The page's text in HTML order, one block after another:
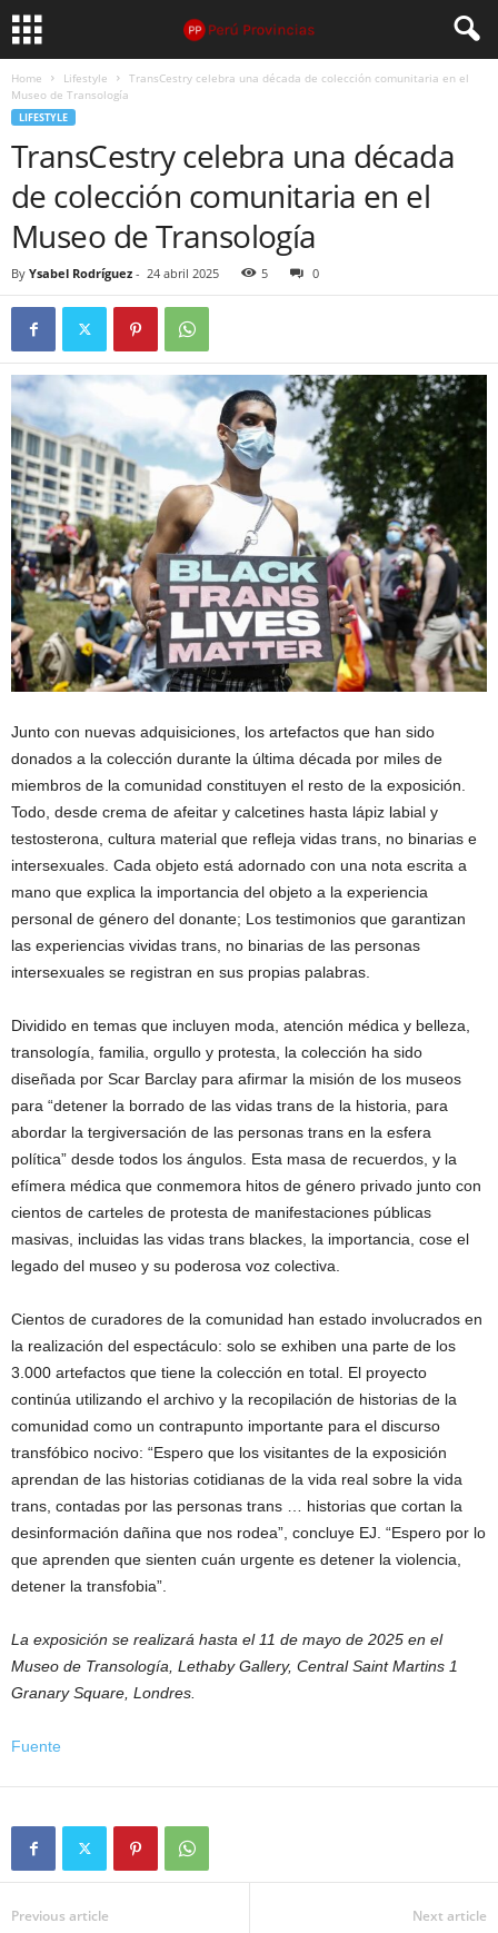
Home Lifestyle
TransCestry celebra una década de colección comunitaria en el
Museo de Transología
LIFESTYLE
TransCestry celebra una década
de colección comunitaria en el
Museo de Transología
By Ysabel Rodríguez - 24 abril 2025 5 0
Junto con nuevas adquisiciones, los artefactos que han sido
donados a la colección durante la última década por miles de
miembros de la comunidad constituyen el resto de la exposición.
Todo, desde crema de afeitar y calcetines hasta lápiz labial y
testosterona, cultura material que refleja vidas trans, no binarias e
intersexuales. Cada objeto está adornado con una nota escrita a
mano que explica la importancia del objeto a la experiencia
personal de género del donante; Los testimonios que garantizan
las experiencias vividas trans, no binarias de las personas
intersexuales se registran en sus propias palabras.
Dividido en temas que incluyen moda, atención médica y belleza,
transología, familia, orgullo y protesta, la colección ha sido
diseñada por Scar Barclay para afirmar la misión de los museos
para “detener la borrado de las vidas trans de la historia, para
abordar la tergiversación de las personas trans en la esfera
política” desde todos los ángulos. Esta masa de recuerdos, y la
efímera médica que conmemora hitos de género privado junto con
cientos de carteles de protesta de manifestaciones públicas
masivas, incluidas las vidas trans blackes, la importancia, cose el
legado del museo y su poderosa voz colectiva.
Cientos de curadores de la comunidad han estado involucrados en
la realización del espectáculo: solo se exhiben una parte de los
3.000 artefactos que tiene la colección en total. El proyecto
continúa utilizando el archivo y la recopilación de historias de la
comunidad como un contrapunto importante para el discurso
transfóbico nocivo: “Espero que los visitantes de la exposición
aprendan de las historias cotidianas de la vida real sobre la vida
trans, contadas por las personas trans … historias que cortan la
desinformación dañina que nos rodea”, concluye EJ. “Espero por lo
que aprenden que sienten cuán urgente es detener la violencia,
detener la transfobia”.
La exposición se realizará hasta el 11 de mayo de 2025 en el
Museo de Transología, Lethaby Gallery, Central Saint Martins 1
Granary Square, Londres.
Fuente
Previous article Next article